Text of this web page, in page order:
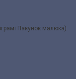
Пакунок малюка)